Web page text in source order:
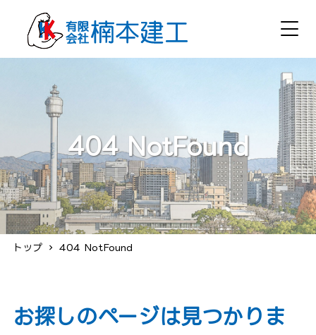
404 NotFound
トップ 404 NotFound
お探しのページは見つかりま